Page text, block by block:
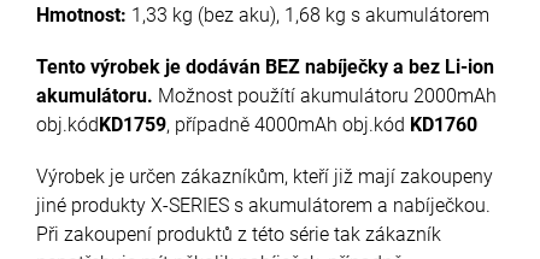
Hmotnost: 1,33 kg (bez aku), 1,68 kg s akumulátorem
Tento výrobek je dodáván BEZ nabíječky a bez Li-ion
akumulátoru. Možnost použítí akumulátoru 2000mAh
obj.kód KD1759, případně 4000mAh obj.kód KD1760
Výrobek je určen zákazníkům, kteří již mají zakoupeny
jiné produkty X-SERIES s akumulátorem a nabíječkou.
Při zakoupení produktů z této série tak zákazník